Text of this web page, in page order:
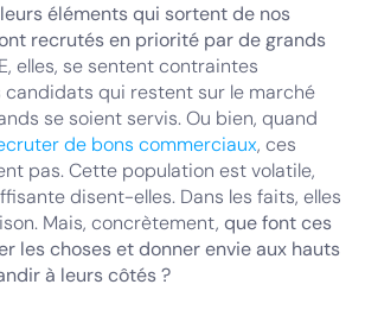
éléments qui sortent de nos
recrutés en priorité par de grands
elles, se sentent contraintes
candidats qui restent sur le marché
se soient servis. Ou bien, quand
de bons commerciaux, ces
pas. Cette population est volatile,
disent-elles. Dans les faits, elles
Mais, concrètement, que font ces
les choses et donner envie aux hauts
à leurs côtés ?